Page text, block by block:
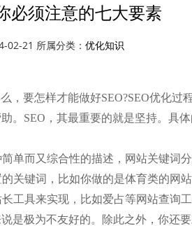
中心
必须注意的七大要素
02-21 所属分类： 优化知识
要怎样才能做好SEO?SEO优化过
SEO，其最重要的就是坚持。具
而又综合性的描述，网站关键词
关键词，比如你做的是体育类的网
工具来实现，比如爱占等网站查询
是极为不友好的。除此之外，你还